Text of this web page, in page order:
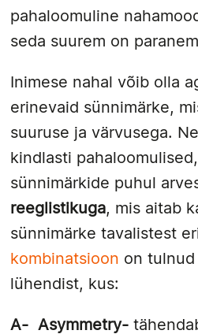
pahaloomuline
seda suurem on
Inimese nahal võib olla
erinevaid sünnimärke,
suuruse ja värvusega.
kindlasti
sünnimärkide puhul
reeglistikuga, mis aitab
sünnimärke tavalistest
kombinatsioon on
lühendist, kus:
A- Asymmetry-